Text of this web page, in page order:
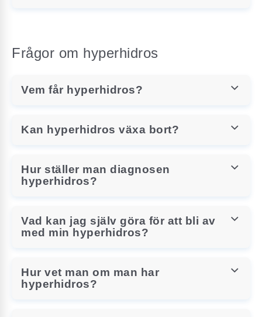
Frågor om hyperhidros
Vem får hyperhidros?
Kan hyperhidros växa bort?
Hur ställer man diagnosen
hyperhidros?
Vad kan jag själv göra för att bli av
med min hyperhidros?
Hur vet man om man har
hyperhidros?